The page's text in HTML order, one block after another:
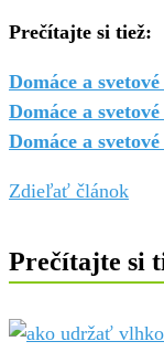
Prečítajte si tiež:
Domáce a
Domáce a
Domáce a
Zdieľať článok
Prečítajte si